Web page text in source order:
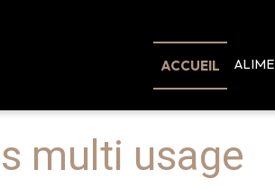
ACCUEIL
multi usage